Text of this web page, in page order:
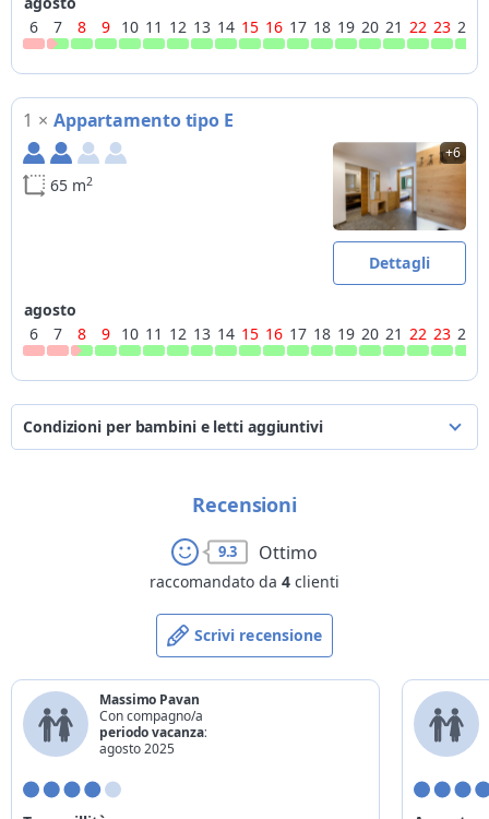
6
7 8 9 10 11 12 13 14 15 16 17 18 19 20 21 22 23 24
1 × Appartamento tipo E
65 m2
+6
Dettagli
agosto
6
7 8 9 10 11 12 13 14 15 16 17 18 19 20 21 22 23 24
Condizioni per bambini e letti aggiuntivi
per letti già presenti
gratuito
10€
-
Recensioni
9.3 Ottimo
raccomandato da 4 clienti
Scrivi recensione
Massimo Pavan
Con compagno/a
periodo vacanza:
agosto 2025